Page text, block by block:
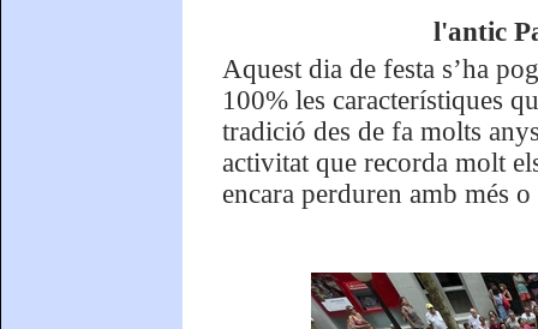
l'antic
Aquest dia de festa s’ha
100% les característiques
tradició des de fa molts
activitat que recorda molt
encara perduren amb més